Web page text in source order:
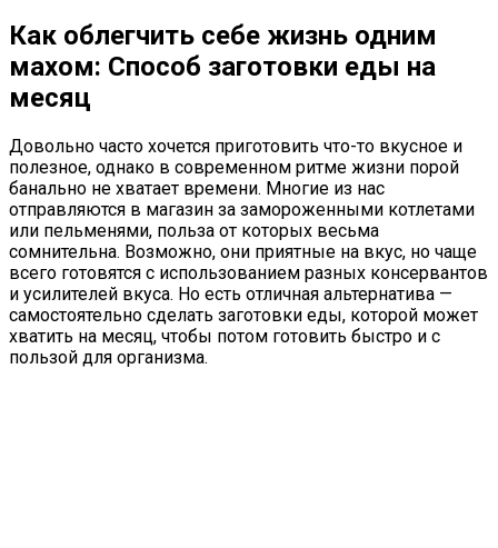
Как облегчить себе жизнь одним
махом: Способ заготовки еды на
месяц
Довольно часто хочется приготовить что-то вкусное и
полезное, однако в современном ритме жизни порой
банально не хватает времени. Многие из нас
отправляются в магазин за замороженными котлетами
или пельменями, польза от которых весьма
сомнительна. Возможно, они приятные на вкус, но чаще
всего готовятся с использованием разных консервантов
и усилителей вкуса. Но есть отличная альтернатива —
самостоятельно сделать заготовки еды, которой может
хватить на месяц, чтобы потом готовить быстро и с
пользой для организма.